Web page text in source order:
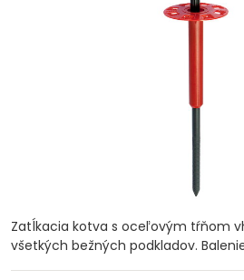
Zatĺkacia kotva s oceľovým tŕňom
všetkých bežných podkladov.